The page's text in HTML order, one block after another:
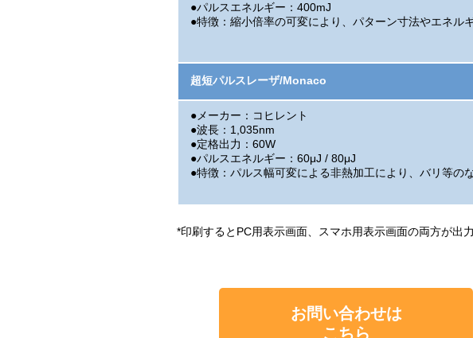
●パルスエネルギー：400mJ
●特徴：縮小倍率の可変により、パターン寸法やエネル
超短パルスレーザ/Monaco
●メーカー：コヒレント
●波長：1,035nm
●定格出力：60W
●パルスエネルギー：60μJ / 80μJ
●特徴：パルス幅可変による非熱加工により、バリ等の
*印刷するとPC用表示画面、スマホ用表示画面の両方が出
お問い合わせは
こちら